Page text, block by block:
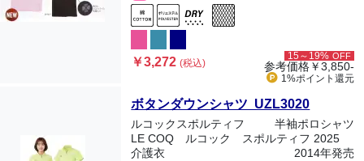
￥3,272(税込)
15～19% OFF
参考価格￥3,850-
1%ポイント 還元
ボタンダウンシャツ UZL3020
ルコックスポルティフ
半袖ポロシャツ
LE COQ ルコック スポルティフ 2025
介護衣
2014年発売